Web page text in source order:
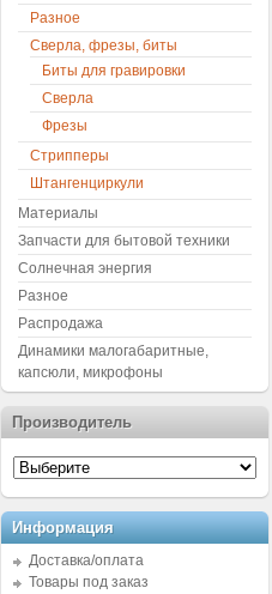
Разное
Сверла, фрезы, биты
Биты для гравировки
Сверла
Фрезы
Стрипперы
Штангенциркули
Материалы
Запчасти для бытовой техники
Солнечная энергия
Разное
Распродажа
Динамики малогабаритные,
капсюли, микрофоны
Производитель
Информация
Доставка/оплата
Товары под заказ